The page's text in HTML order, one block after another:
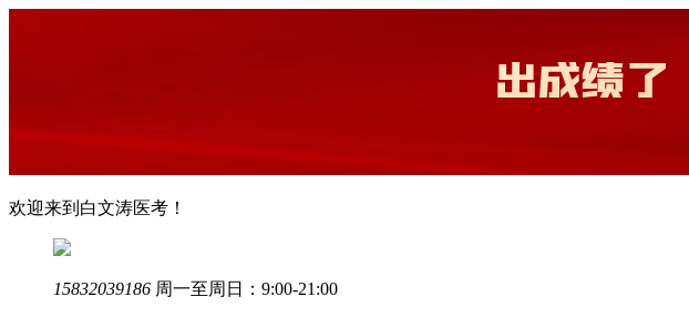
欢迎来到白文涛医考！
15832039186 周一至周日：9:00-21:00